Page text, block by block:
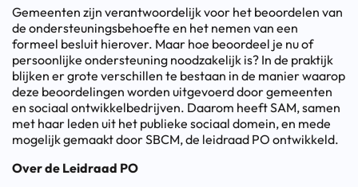
Gemeenten zijn verantwoordelijk voor het beoordelen van
de ondersteuningsbehoefte en het nemen van een
formeel besluit hierover. Maar hoe beoordeel je nu of
persoonlijke ondersteuning noodzakelijk is? In de praktijk
blijken er grote verschillen te bestaan in de manier waarop
deze beoordelingen worden uitgevoerd door gemeenten
en sociaal ontwikkelbedrijven. Daarom heeft SAM, samen
met haar leden uit het publieke sociaal domein, en mede
mogelijk gemaakt door SBCM, de leidraad PO ontwikkeld.
Over de Leidraad PO